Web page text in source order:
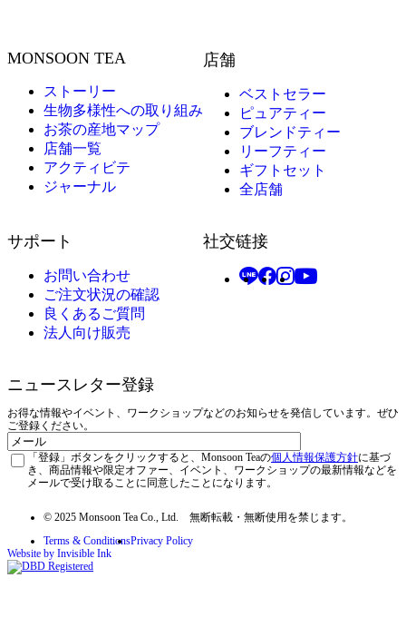
MONSOON TEA
ストーリー
生物多様性への取り組み
お茶の産地マップ
店舗一覧
アクティビテ
ジャーナル
店舗
ベストセラー
ピュアティー
ブレンドティー
リーフティー
ギフトセット
全店舗
サポート
お問い合わせ
ご注文状況の確認
良くあるご質問
法人向け販売
社交链接
ニュースレター登録
お得な情報やイベント、ワークショップなどのお知らせを発信しています。ぜひ
ご登録ください。
メ
ー
Privacy「登録」ボタンをクリックすると、Monsoon Teaの個人情報保護方針に基づ
き、商品情報や限定オファー、イベント、ワークショップの最新情報などを
メールで受け取ることに同意したことになります。
© 2025 Monsoon Tea Co., Ltd. 無断転載・無断使用を禁じます。
Terms & ConditionsPrivacy Policy
Website by Invisible Ink